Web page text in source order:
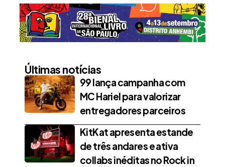
Últimas notícias
99 lança campanha com
MC Hariel para valorizar
entregadores parceiros
KitKat apresenta estande
de três andares e ativa
collabs inéditas no Rock in